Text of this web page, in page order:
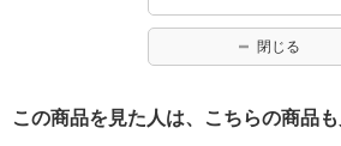
閉じる
この商品を見た人は、こちらの商品